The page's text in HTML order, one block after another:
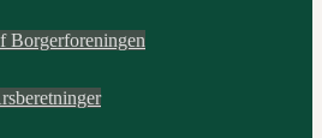
Borgerforeningen